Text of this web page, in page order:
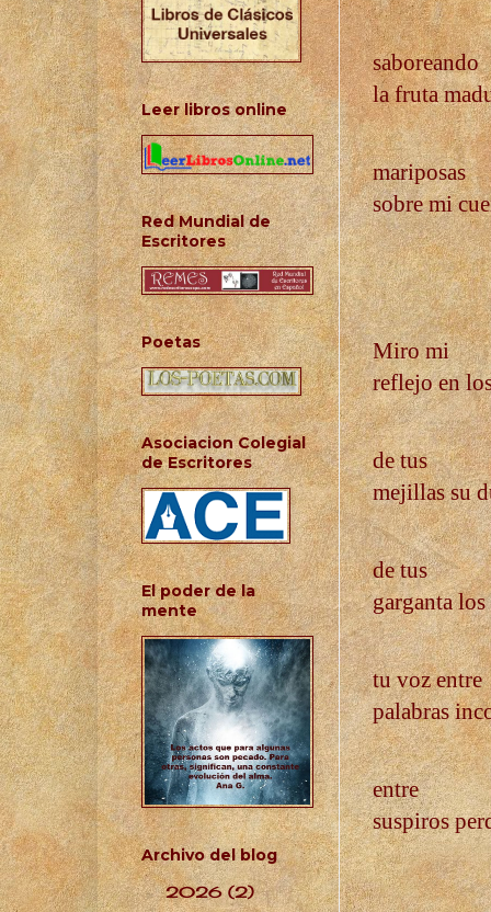
saboreando
la fruta
mariposas
sobre mi
Miro mi
reflejo en
de tus
mejillas su
de tus
garganta
tu voz entre
palabras
entre
suspiros
Leer libros online
Red Mundial de
Escritores
Poetas
Asociacion Colegial
de Escritores
El poder de la
mente
Archivo del blog
►2026(2)